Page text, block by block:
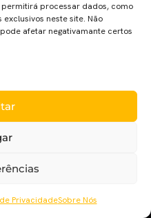
permitirá processar dados, como
neste site. Não
afetar negativamante certos
PrivacidadeSobre Nós
Lab. O “laboratório” de
de diversos géneros
os tipos de público. A sua
em horário nobre (ou
digitais originais. Portanto,